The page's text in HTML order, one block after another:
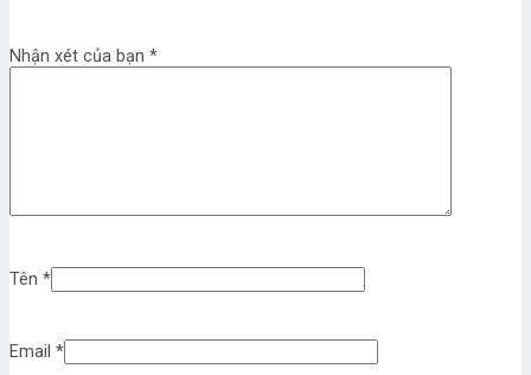
Nhận xét của bạn *
Tên *
Email *